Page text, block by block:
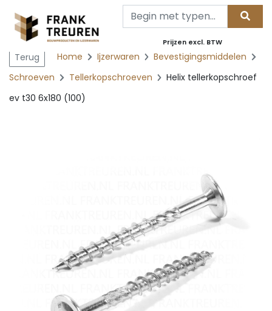
Prijzen excl. BTW
Terug Home Ijzerwaren
Bevestigingsmiddelen
Schroeven
Tellerkopschroeven
Helix tellerkopschroef
ev t30 6x180 (100)